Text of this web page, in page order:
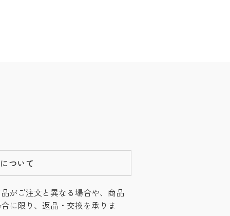
ついて
がご注文と異なる場合や、商品
に限り、返品・交換を承りま